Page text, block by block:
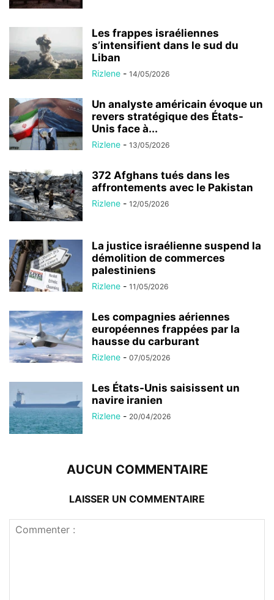
Les frappes israéliennes
s’intensifient dans le sud du
Liban
Rizlene - 14/05/2026
Un analyste américain évoque un
revers stratégique des États-
Unis face à...
Rizlene - 13/05/2026
372 Afghans tués dans les
affrontements avec le Pakistan
Rizlene - 12/05/2026
La justice israélienne suspend la
démolition de commerces
palestiniens
Rizlene - 11/05/2026
Les compagnies aériennes
européennes frappées par la
hausse du carburant
Rizlene - 07/05/2026
Les États-Unis saisissent un
navire iranien
Rizlene - 20/04/2026
AUCUN COMMENTAIRE
LAISSER UN COMMENTAIRE